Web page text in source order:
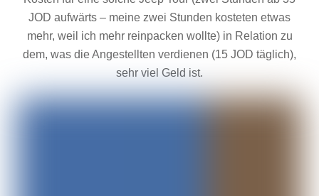
JOD aufwärts – meine zwei Stunden kosteten etwas
mehr, weil ich mehr reinpacken wollte) in Relation zu
dem, was die Angestellten verdienen (15 JOD täglich),
sehr viel Geld ist.